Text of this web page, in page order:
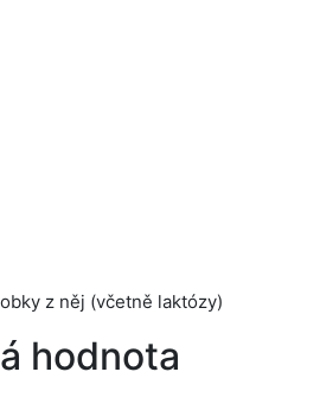
z něj (včetně laktózy)
hodnota